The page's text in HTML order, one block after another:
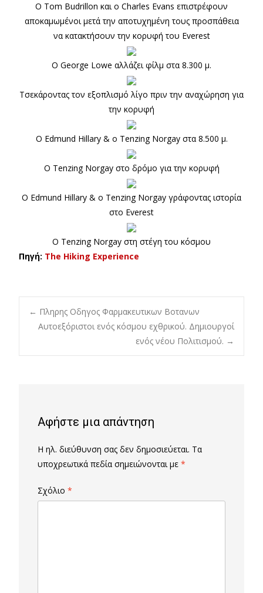
Ο Tom Budrillon και ο Charles Evans επιστρέφουν
αποκαμωμένοι μετά την αποτυχημένη τους προσπάθεια
να κατακτήσουν την κορυφή του Everest
Ο George Lowe αλλάζει φίλμ στα 8.300 μ.
Τσεκάροντας τον εξοπλισμό λίγο πριν την αναχώρηση για
την κορυφή
Ο Edmund Hillary & ο Tenzing Norgay στα 8.500 μ.
Ο Tenzing Norgay στο δρόμο για την κορυφή
Ο Edmund Hillary & ο Tenzing Norgay γράφοντας ιστορία
στο Everest
Ο Tenzing Norgay στη στέγη του κόσμου
Πηγή: The Hiking Experience
Post
navigation
← Πληρης Οδηγος Φαρμακευτικων Βοτανων
Αυτοεξόριστοι ενός κόσμου εχθρικού. Δημιουργοί
ενός νέου Πολιτισμού. →
Αφήστε μια απάντηση
Η ηλ. διεύθυνση σας δεν δημοσιεύεται. Τα
υποχρεωτικά πεδία σημειώνονται με *
Σχόλιο *